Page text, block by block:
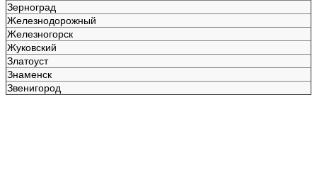
Зерноград
Железнодорожный
Железногорск
Жуковский
Златоуст
Знаменск
Звенигород